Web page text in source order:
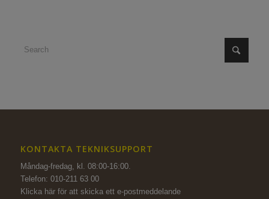
KONTAKTA TEKNIKSUPPORT
Måndag-fredag, kl. 08:00-16:00.
Telefon: 010-211 63 00
Klicka här för att skicka ett e-postmeddelande